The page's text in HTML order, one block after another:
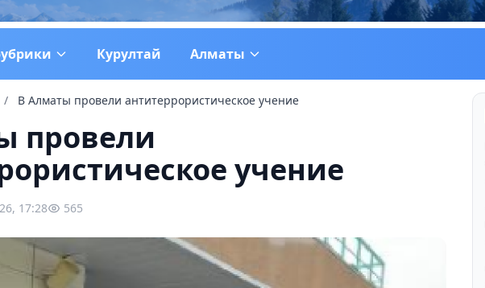
Курултай Алматы
/ В Алматы провели антитеррористическое учение
провели
учение
17:28 565